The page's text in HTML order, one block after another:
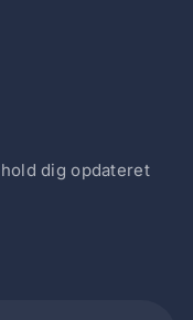
dig opdateret